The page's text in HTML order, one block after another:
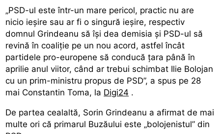
„PSD-ul este într-un mare pericol, practic nu are
nicio ieșire sau ar fi o singură ieșire, respectiv
domnul Grindeanu să își dea demisia și PSD-ul să
revină în coaliție pe un nou acord, astfel încât
partidele pro-europene să conducă țara până în
aprilie anul viitor, când ar trebui schimbat Ilie Bolojan
cu un prim-ministru propus de PSD”, a spus pe 28
mai Constantin Toma, la Digi24 .
De partea cealaltă, Sorin Grindeanu a afirmat de mai
multe ori că primarul Buzăului este „bolojenistul” din